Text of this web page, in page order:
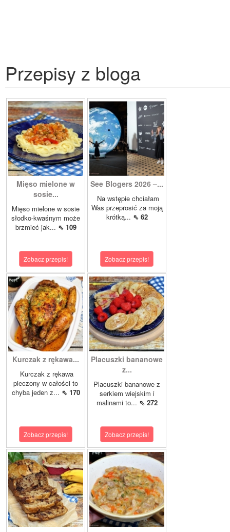
Przepisy z bloga
Mięso mielone w
sosie...
Mięso mielone w sosie
słodko-kwaśnym może
brzmieć jak... ⇖ 109
Zobacz przepis!
See Blogers 2026 –...
Na wstępie chciałam
Was przeprosić za moją
krótką... ⇖ 62
Zobacz przepis!
Kurczak z rękawa...
Kurczak z rękawa
pieczony w całości to
chyba jeden z... ⇖ 170
Zobacz przepis!
Placuszki bananowe
z...
Placuszki bananowe z
serkiem wiejskim i
malinami to... ⇖ 272
Zobacz przepis!